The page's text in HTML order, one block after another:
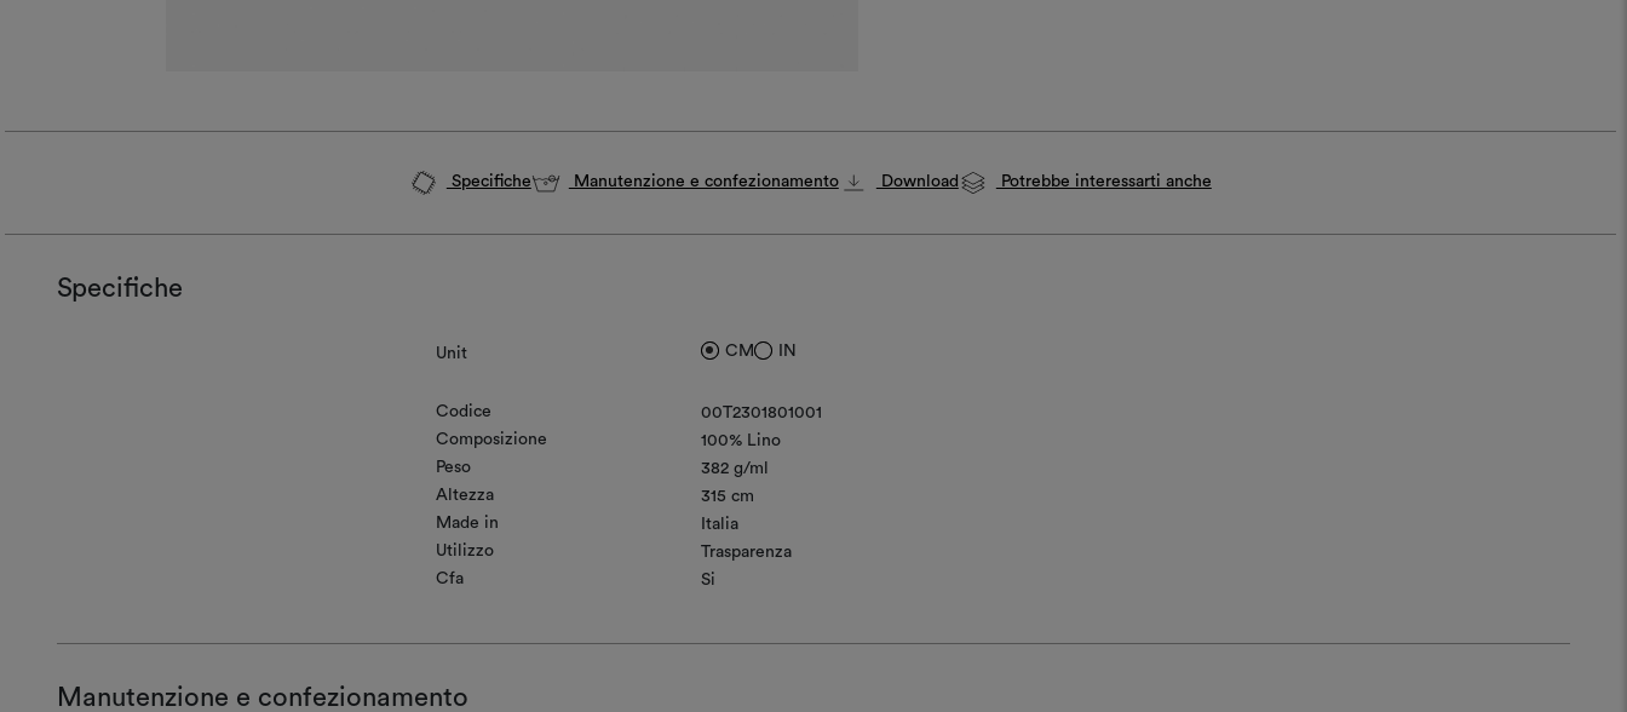
Specifiche Manutenzione e confezionamento Download Potrebbe interessarti anche
Specifiche
Unit CM IN
Codice
00T2301801001
Composizione
100% Lino
Peso
382 g/ml
Altezza
315 cm
Made in
Italia
Utilizzo
Trasparenza
Cfa
Si
Manutenzione e confezionamento